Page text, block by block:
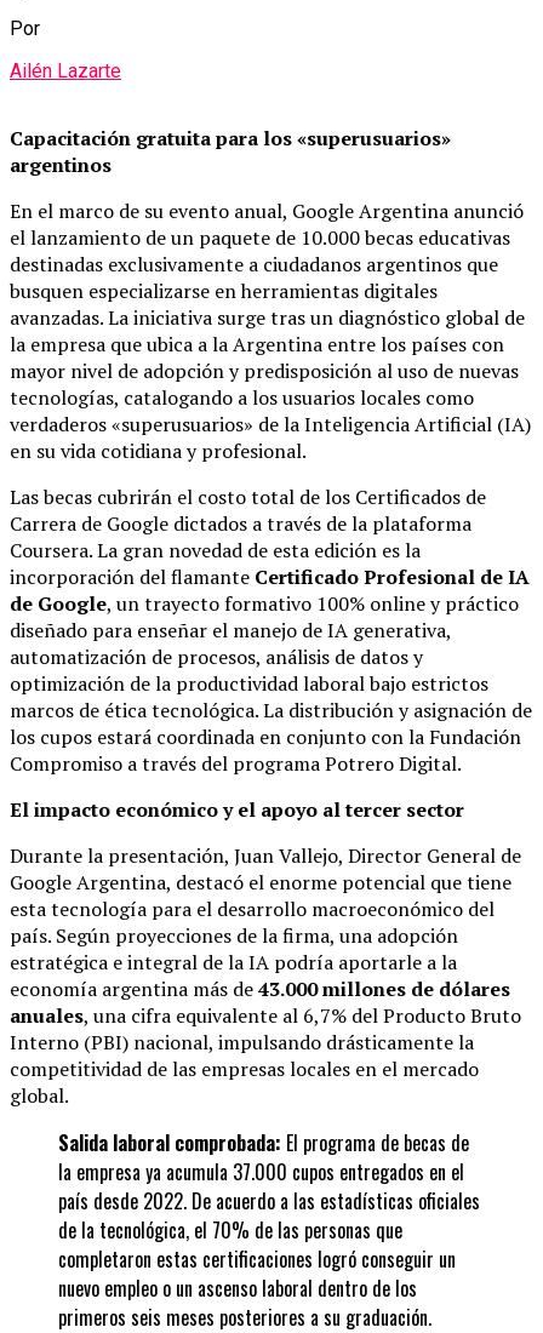
Por
Ailén Lazarte
Capacitación gratuita para los «superusuarios»
argentinos
En el marco de su evento anual, Google Argentina anunció
el lanzamiento de un paquete de 10.000 becas educativas
destinadas exclusivamente a ciudadanos argentinos que
busquen especializarse en herramientas digitales
avanzadas.La iniciativa surge tras un diagnóstico global de
la empresa que ubica a la Argentina entre los países con
mayor nivel de adopción y predisposición al uso de nuevas
tecnologías, catalogando a los usuarios locales como
verdaderos «superusuarios» de la Inteligencia Artificial (IA)
en su vida cotidiana y profesional.
Las becas cubrirán el costo total de los Certificados de
Carrera de Google dictados a través de la plataforma
Coursera. La gran novedad de esta edición es la
incorporación del flamante Certificado Profesional de IA
de Google, un trayecto formativo 100% online y práctico
diseñado para enseñar el manejo de IA generativa,
automatización de procesos, análisis de datos y
optimización de la productividad laboral bajo estrictos
marcos de ética tecnológica. La distribución y asignación de
los cupos estará coordinada en conjunto con la Fundación
Compromiso a través del programa Potrero Digital.
El impacto económico y el apoyo al tercer sector
Durante la presentación, Juan Vallejo, Director General de
Google Argentina, destacó el enorme potencial que tiene
esta tecnología para el desarrollo macroeconómico del
país. Según proyecciones de la firma, una adopción
estratégica e integral de la IA podría aportarle a la
economía argentina más de43.000 millones de dólares
anuales, una cifra equivalente al 6,7% del Producto Bruto
Interno (PBI) nacional, impulsando drásticamente la
competitividad de las empresas locales en el mercado
global.
Salida laboral comprobada: El programa de becas de
la empresa ya acumula 37.000 cupos entregados en el
país desde 2022. De acuerdo a las estadísticas oficiales
de la tecnológica, el 70% de las personas que
completaron estas certificaciones logró conseguir un
nuevo empleo o un ascenso laboral dentro de los
primeros seis meses posteriores a su graduación.